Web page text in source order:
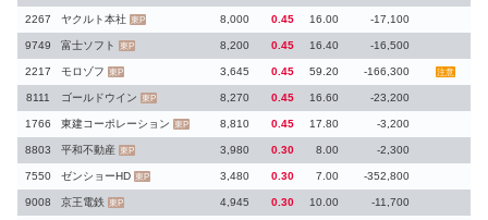
2267 ヤクルト本社 東P 8,000 0.45 16.00 -17,100
9749 富士ソフト 東P 8,200 0.45 16.40 -16,500
2217 モロゾフ 東P 3,645 0.45 59.20 -166,300 注意
8111 ゴールドウイン 東P 8,270 0.45 16.60 -23,200
1766 東建コーポレーション 東P 8,810 0.45 17.80 -3,200
8803 平和不動産 東P 3,980 0.30 8.00 -2,300
7550 ゼンショーHD 東P 3,480 0.30 7.00 -352,800
9008 京王電鉄 東P 4,945 0.30 10.00 -11,700